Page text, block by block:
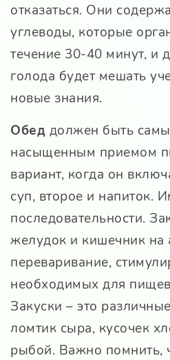
отказаться. Они
углеводы, которые
течение 30-40 минут, и
голода будет мешать
новые знания.
Обед должен быть
насыщенным приемом
вариант, когда он
суп, второе и напиток.
последовательности.
желудок и кишечник на
переваривание,
необходимых для
Закуски – это
ломтик сыра, кусочек
рыбой. Важно помнить,